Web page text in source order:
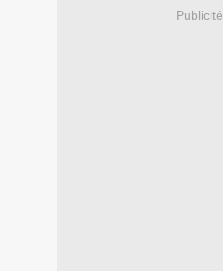
Publicité